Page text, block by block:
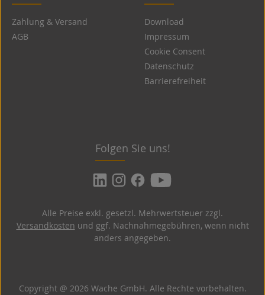
Zahlung & Versand
AGB
Download
Impressum
Cookie Consent
Datenschutz
Barrierefreiheit
Folgen Sie uns!
Copyright @ 2026 Wache GmbH. Alle Rechte vorbehalten.
Alle Preise exkl. gesetzl. Mehrwertsteuer zzgl.
Versandkosten und ggf. Nachnahmegebühren, wenn nicht
anders angegeben.